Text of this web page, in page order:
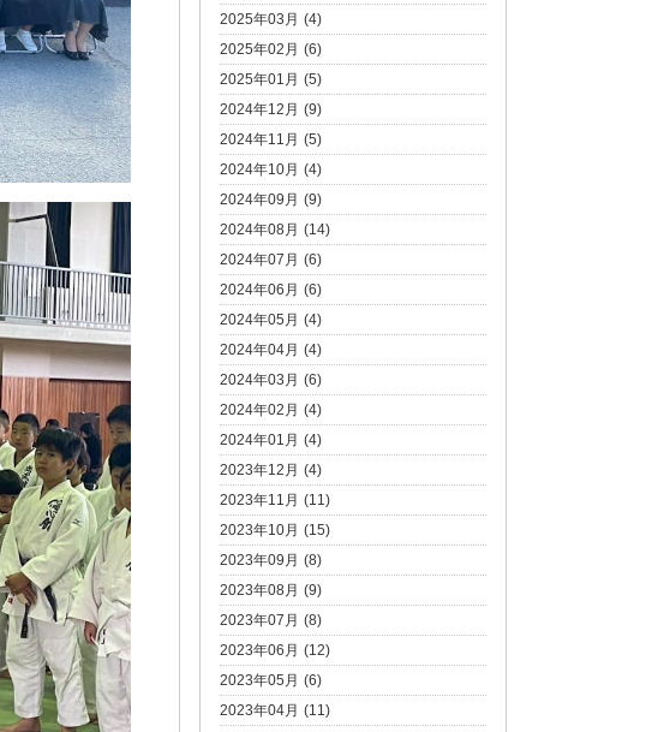
2025年03月 (4)
2025年02月 (6)
2025年01月 (5)
2024年12月 (9)
2024年11月 (5)
2024年10月 (4)
2024年09月 (9)
2024年08月 (14)
2024年07月 (6)
2024年06月 (6)
2024年05月 (4)
2024年04月 (4)
2024年03月 (6)
2024年02月 (4)
2024年01月 (4)
2023年12月 (4)
2023年11月 (11)
2023年10月 (15)
2023年09月 (8)
2023年08月 (9)
2023年07月 (8)
2023年06月 (12)
2023年05月 (6)
2023年04月 (11)